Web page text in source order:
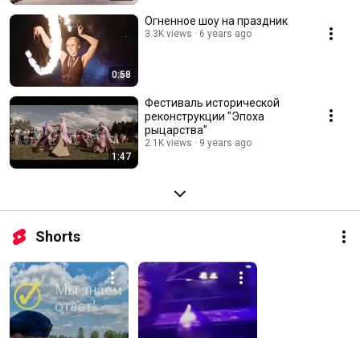
0:58
Огненное шоу на праздник
3.3K views 6 years ago
1:47
Фестиваль исторической
реконструкции "Эпоха
рыцарства"
2.1K views 9 years ago
Shorts